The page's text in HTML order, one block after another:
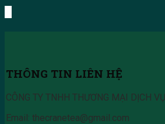
THÔNG TIN LIÊN HỆ
CÔNG TY TNHH THƯƠNG MẠI DỊCH
Email: thecranetea@gmail.com